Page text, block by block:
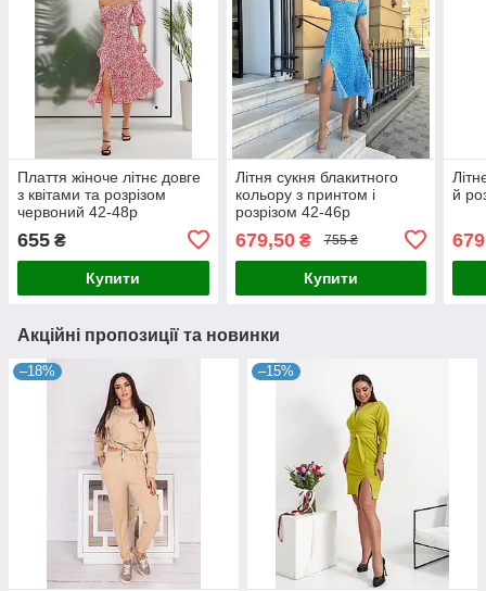
Плаття жіноче літнє довге
з квітами та розрізом
червоний 42-48р
655 ₴
Купити
Літня сукня блакитного
кольору з принтом і
розрізом 42-46р
679,50₴ 755 ₴
Купити
й
Акційні пропозиції та новинки
–18% –15%